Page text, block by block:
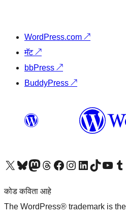
WordPress.com ↗
मॅट↗
bbPress ↗
BuddyPress ↗
आमच्या X (एक्स) (पूर्वीचे ट्विटर) खात्याला भेट द्या आमच्या ब्लूस्की खात्याला भेट द्या.आमच्या Mastodon खात्याला भेट द्या.आमच्या थ्रेड्स खात्याला भेट द्या. आमच्या फेसबुक पेजला भेट द्या आमच्या इंस्टाग्राम खात्याला भेट द्या आमच्या लिंक्डइन खात्याला भेट द्या आमच्या टिकटॉक अकाउंटला भेट द्या.आमच्या यूट्यूब चॅनेलला भेट द्या आमच्या टंबलर खात्याला भेट द्या.
कोड कविता आहे
The WordPress® trademark is